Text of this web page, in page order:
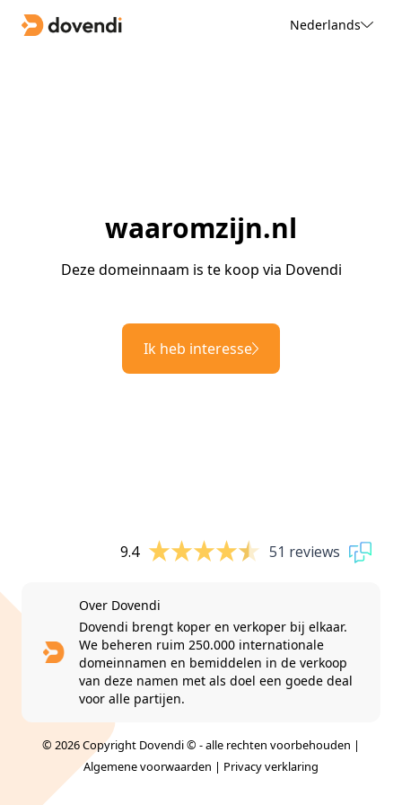
Nederlands
waaromzijn.nl
Deze domeinnaam is te koop via Dovendi
Ik heb interesse
9.4 51 reviews
Over Dovendi
Dovendi brengt koper en verkoper bij elkaar.
We beheren ruim 250.000 internationale
domeinnamen en bemiddelen in de verkoop
van deze namen met als doel een goede deal
voor alle partijen.
© 2026 Copyright Dovendi © - alle rechten voorbehouden |
Algemene voorwaarden | Privacy verklaring